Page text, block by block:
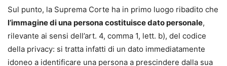
Sul punto, la Suprema Corte ha in primo luogo ribadito che
l’immagine di una persona costituisce dato personale,
rilevante ai sensi dell’art. 4, comma 1, lett. b), del codice
della privacy: si tratta infatti di un dato immediatamente
idoneo a identificare una persona a prescindere dalla sua